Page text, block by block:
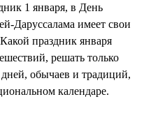
1 января, в День
Даруссалама имеет свои
праздник января
решать только
обычаев и традиций,
календаре.